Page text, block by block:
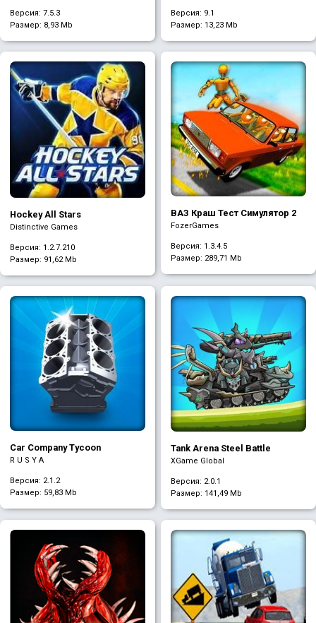
Версия: 7.5.3
Размер: 8,93 Mb
Версия: 9.1
Размер: 13,23 Mb
Hockey All Stars
Distinctive Games
Версия: 1.2.7.210
Размер: 91,62 Mb
ВАЗ Краш Тест Симулятор 2
FozerGames
Версия: 1.3.4.5
Размер: 289,71 Mb
Car Company Tycoon
R U S Y A
Версия: 2.1.2
Размер: 59,83 Mb
Tank Arena Steel Battle
XGame Global
Версия: 2.0.1
Размер: 141,49 Mb